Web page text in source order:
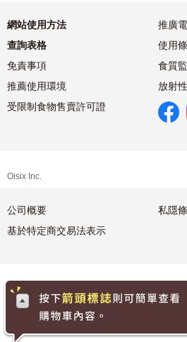
網站使用方法
推廣
查詢表格
使用
免責事項
食質
推薦使用環境
放射
受限制食物售賣許可證
Oisix Inc.
公司概要
私隱
基於特定商交易法表示
繁體中文
Copyright© 2026 Oisix Inc. 版